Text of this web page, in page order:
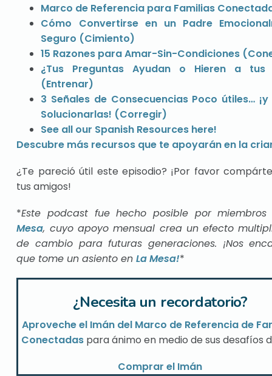
Marco de Referencia para Familias
Cómo Convertirse en un Padre
Seguro (Cimiento)
15 Razones para Amar-Sin-Condiciones
¿Tus Preguntas Ayudan o Hieren a tus
(Entrenar)
3 Señales de Consecuencias Poco útiles…
Solucionarlas! (Corregir)
See all our Spanish Resources here!
Descubre más recursos que te apoyarán en la
¿Te pareció útil este episodio? ¡Por favor
tus amigos!
*Este podcast fue hecho posible por
Mesa, cuyo apoyo mensual crea un efecto
de cambio para futuras generaciones. ¡Nos
que tome un asiento enLa Mesa!*
¿Necesita un recordatorio?
Aproveche el Imán del Marco de Referencia de
Conectadaspara ánimo en medio de sus desafíos
Comprar el Imán